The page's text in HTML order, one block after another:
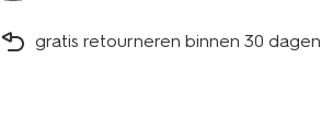
gratis retourneren binnen 30 dagen